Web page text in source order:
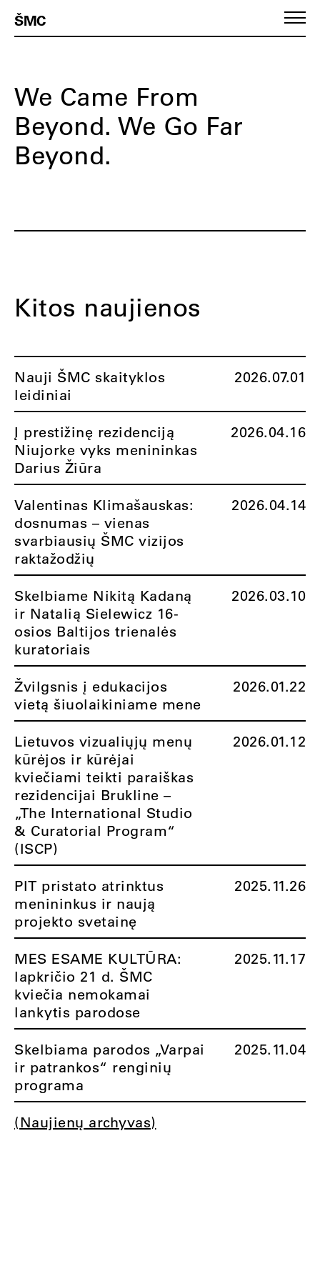
ŠMC
We Came From
Beyond. We Go Far
Beyond.
Kitos naujienos
Nauji ŠMC skaityklos
leidiniai
2026.07.01
Į prestižinę rezidenciją
Niujorke vyks menininkas
Darius Žiūra
2026.04.16
Valentinas Klimašauskas:
dosnumas – vienas
svarbiausių ŠMC vizijos
raktažodžių
2026.04.14
Skelbiame Nikitą Kadaną
ir Natalią Sielewicz 16-
osios Baltijos trienalės
kuratoriais
2026.03.10
Žvilgsnis į edukacijos
vietą šiuolaikiniame mene
2026.01.22
Lietuvos vizualiųjų menų
kūrėjos ir kūrėjai
kviečiami teikti paraiškas
rezidencijai Brukline –
„The International Studio
& Curatorial Program“
(ISCP)
2026.01.12
PIT pristato atrinktus
menininkus ir naują
projekto svetainę
2025.11.26
MES ESAME KULTŪRA:
lapkričio 21 d. ŠMC
kviečia nemokamai
lankytis parodose
2025.11.17
Skelbiama parodos „Varpai
ir patrankos“ renginių
programa
2025.11.04
(Naujienų archyvas)